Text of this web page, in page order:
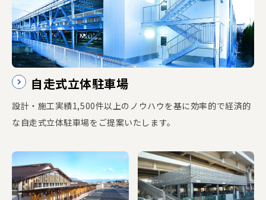
自走式立体駐車場
設計・施工実績1,500件以上のノウハウを基に効率的で経済的
な自走式立体駐車場をご提案いたします。